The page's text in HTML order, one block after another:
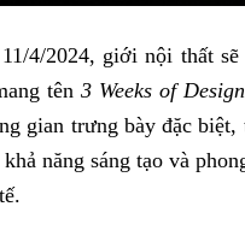
4/2024, giới nội thất
tên 3 Weeks of Design
gian trưng bày đặc
năng sáng tạo và